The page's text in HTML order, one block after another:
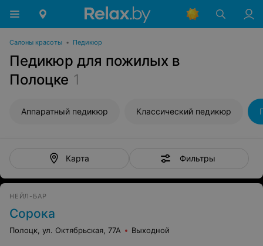
Салоны красоты • Педикюр
Педикюр для пожилых в
Полоцке 1
Аппаратный педикюр Классический педикюр
Карта Фильтры
НЕЙЛ-БАР
Сорока
Полоцк, ул. Октябрьская, 77А Выходной